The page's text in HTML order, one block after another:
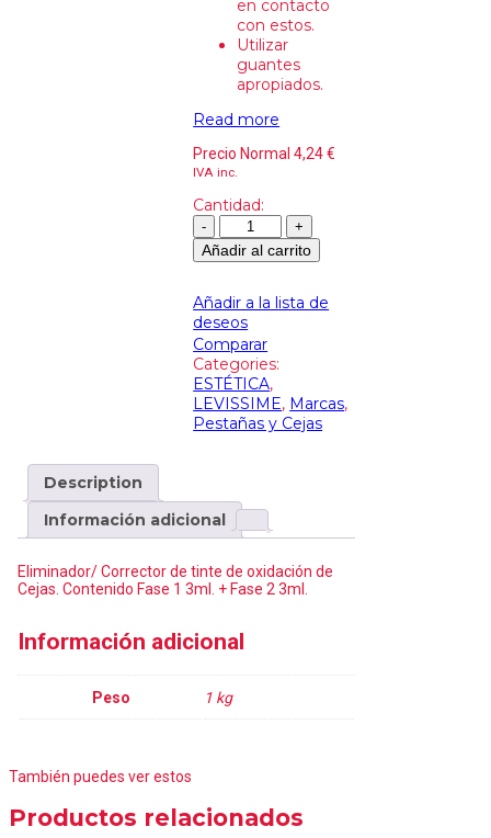
en contacto
con estos.
Utilizar
guantes
apropiados.
Read more
Precio Normal4,24€
IVA inc.
Cantidad:
Añadir al carrito
Añadir a la lista de
deseos
Comparar
Categories:
ESTÉTICA,
LEVISSIME, Marcas,
Pestañas y Cejas
Description
Información adicional
Eliminador/ Corrector de tinte de oxidación de
Cejas. Contenido Fase 1 3ml. + Fase 2 3ml.
Información adicional
Peso 1 kg
También puedes ver estos
Productos relacionados